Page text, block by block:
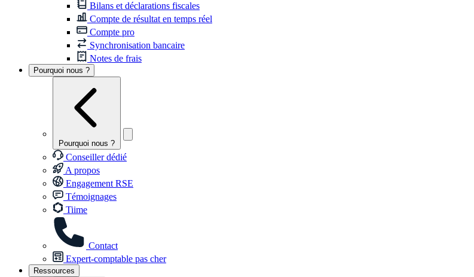
Bilans et déclarations fiscales
Compte de résultat en temps réel
Compte pro
Synchronisation bancaire
Notes de frais
Pourquoi nous ?
Pourquoi nous ?
Conseiller dédié
A propos
Engagement RSE
Témoignages
Tiime
Contact
Expert-comptable pas cher
Ressources